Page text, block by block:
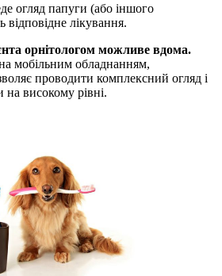
огляд папуги (або іншого
відповідне лікування.
орнітологом можливе вдома.
мобільним обладнанням,
проводити комплексний огляд і
на високому рівні.